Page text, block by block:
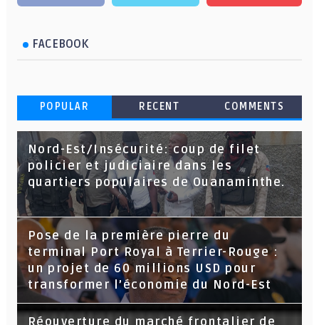
FACEBOOK
POPULAR RECENT COMMENTS
Nord-Est/Insécurité: coup de filet
policier et judiciaire dans les
quartiers populaires de Ouanaminthe.
Pose de la première pierre du
terminal Port Royal à Terrier-Rouge :
un projet de 60 millions USD pour
transformer l’économie du Nord-Est
Réouverture du marché frontalier de